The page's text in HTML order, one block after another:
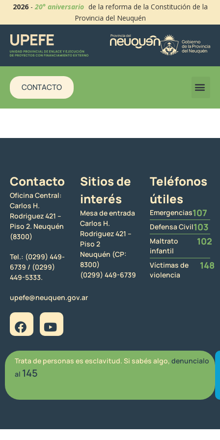
2026-20° aniversario de la reforma de la Constitución de la
Provincia del Neuquén
CONTACTO
Contacto
Oficina Central:
Carlos H.
Rodriguez 421 –
Piso 2. Neuquén
(8300)
Tel.: (0299) 449-
6739 / (0299)
449-5333.
upefe@neuquen.gov.ar
Sitios de
interés
Mesa de entrada
Carlos H.
Rodriguez 421 –
Piso 2
Neuquén (CP:
8300)
(0299) 449-6739
Teléfonos
útiles
Emergencias107
Defensa Civil103
Maltrato
infantil
102
Víctimas de
violencia
148
Trata de personas es esclavitud. Si sabés algo, denuncialo
al 145